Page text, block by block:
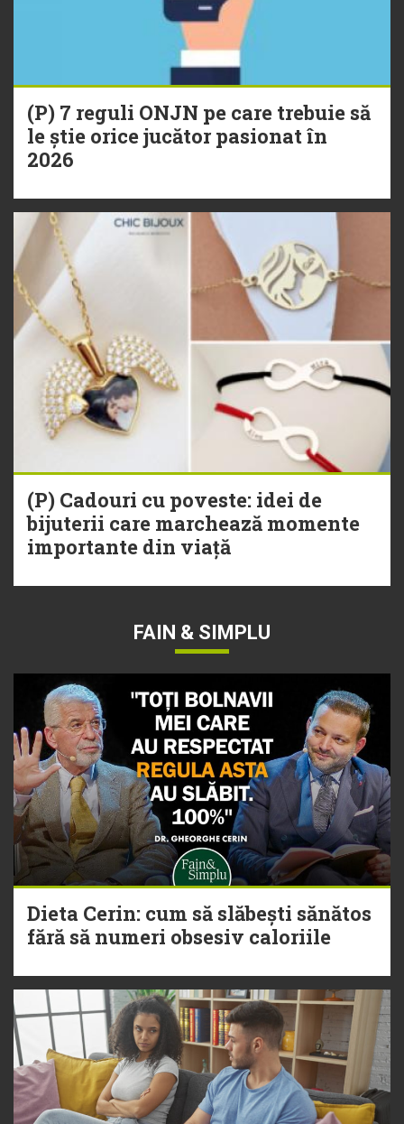
(P) 7 reguli ONJN pe care trebuie să
le știe orice jucător pasionat în
2026
(P) Cadouri cu poveste: idei de
bijuterii care marchează momente
importante din viață
FAIN & SIMPLU
Dieta Cerin: cum să slăbești sănătos
fără să numeri obsesiv caloriile